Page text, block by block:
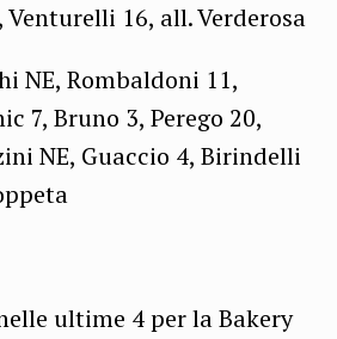
Venturelli 16, all. Verderosa
NE, Rombaldoni 11,
7, Bruno 3, Perego 20,
NE, Guaccio 4, Birindelli
ultime 4 per la Bakery